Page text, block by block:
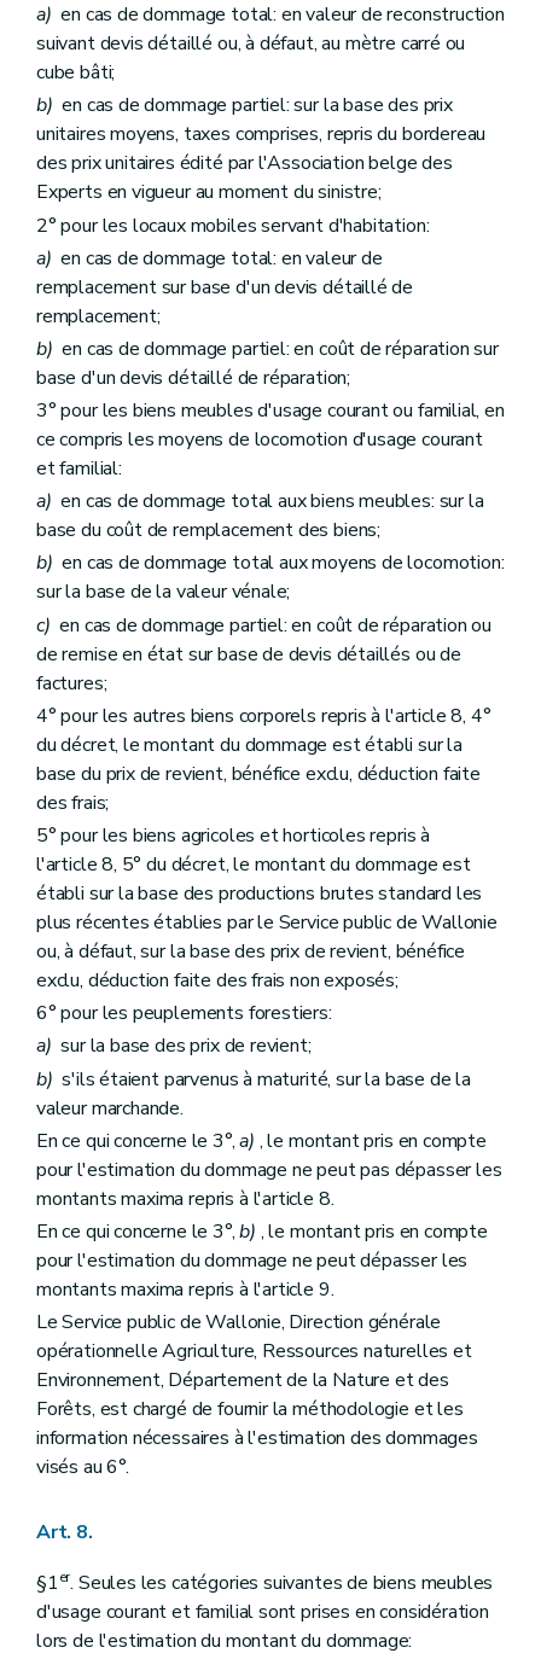
a) en cas de dommage total: en valeur de reconstruction
suivant devis détaillé ou, à défaut, au mètre carré ou
cube bâti;
b) en cas de dommage partiel: sur la base des prix
unitaires moyens, taxes comprises, repris du bordereau
des prix unitaires édité par l'Association belge des
Experts en vigueur au moment du sinistre;
2° pour les locaux mobiles servant d'habitation:
a) en cas de dommage total: en valeur de
remplacement sur base d'un devis détaillé de
remplacement;
b) en cas de dommage partiel: en coût de réparation sur
base d'un devis détaillé de réparation;
3° pour les biens meubles d'usage courant ou familial, en
ce compris les moyens de locomotion d'usage courant
et familial:
a) en cas de dommage total aux biens meubles: sur la
base du coût de remplacement des biens;
b) en cas de dommage total aux moyens de locomotion:
sur la base de la valeur vénale;
c) en cas de dommage partiel: en coût de réparation ou
de remise en état sur base de devis détaillés ou de
factures;
4° pour les autres biens corporels repris à l'article 8, 4°
du décret, le montant du dommage est établi sur la
base du prix de revient, bénéfice exclu, déduction faite
des frais;
5° pour les biens agricoles et horticoles repris à
l'article 8, 5° du décret, le montant du dommage est
établi sur la base des productions brutes standard les
plus récentes établies par le Service public de Wallonie
ou, à défaut, sur la base des prix de revient, bénéfice
exclu, déduction faite des frais non exposés;
6° pour les peuplements forestiers:
a) sur la base des prix de revient;
b) s'ils étaient parvenus à maturité, sur la base de la
valeur marchande.
En ce qui concerne le 3°,a) , le montant pris en compte
pour l'estimation du dommage ne peut pas dépasser les
montants maxima repris à l'article 8.
En ce qui concerne le 3°,b) , le montant pris en compte
pour l'estimation du dommage ne peut dépasser les
montants maxima repris à l'article 9.
Le Service public de Wallonie, Direction générale
opérationnelle Agriculture, Ressources naturelles et
Environnement, Département de la Nature et des
Forêts, est chargé de fournir la méthodologie et les
information nécessaires à l'estimation des dommages
visés au 6°.
Art. 8.
§1er. Seules les catégories suivantes de biens meubles
d'usage courant et familial sont prises en considération
lors de l'estimation du montant du dommage: